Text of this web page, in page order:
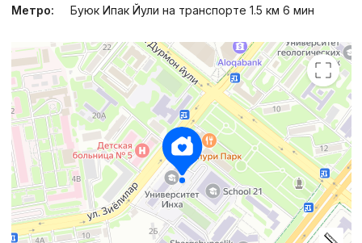
Метро:
Буюк Ипак Йули на транспорте 1.5 км 6 мин